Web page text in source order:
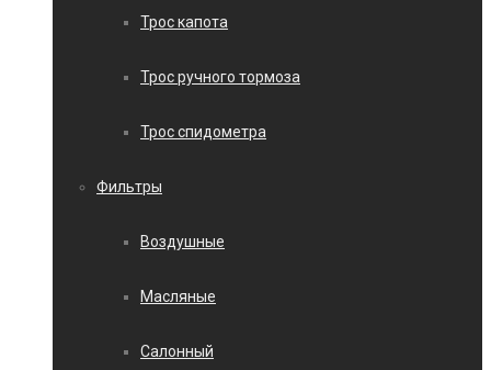
Трос капота
Трос ручного тормоза
Трос спидометра
Фильтры
Воздушные
Масляные
Салонный